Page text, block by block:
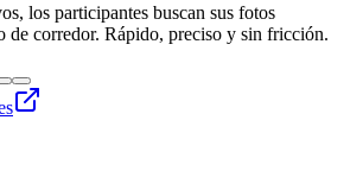
los participantes buscan sus fotos
de corredor. Rápido, preciso y sin fricción.